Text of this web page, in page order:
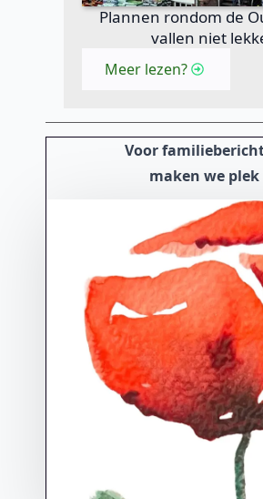
Plannen rondom de
vallen niet
Meer lezen?
Voor
maken we plek